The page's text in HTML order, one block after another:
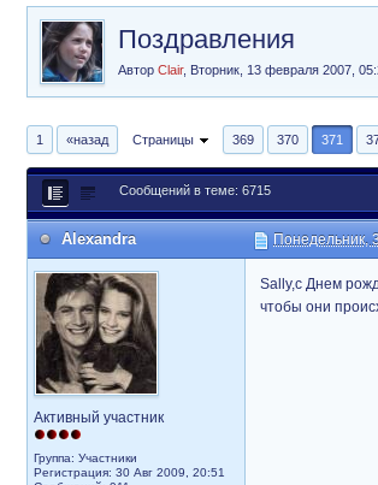
Поздравления
Автор Clair, Вторник, 13 февраля 2007,
1 «назад Страницы 369 370 371
Сообщений в теме: 6715
Alexandra Понедельник,
Активный участник
Группа: Участники
Регистрация: 30 Авг 2009, 20:51
Sally,с Днем
чтобы они